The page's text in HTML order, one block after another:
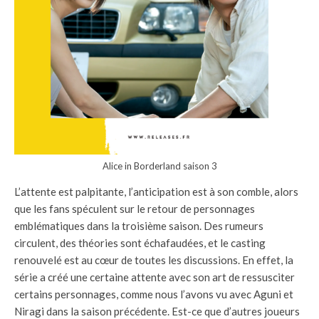
Alice in Borderland saison 3
L’attente est palpitante, l’anticipation est à son comble, alors
que les fans spéculent sur le retour de personnages
emblématiques dans la troisième saison. Des rumeurs
circulent, des théories sont échafaudées, et le casting
renouvelé est au cœur de toutes les discussions. En effet, la
série a créé une certaine attente avec son art de ressusciter
certains personnages, comme nous l’avons vu avec Aguni et
Niragi dans la saison précédente. Est-ce que d’autres joueurs